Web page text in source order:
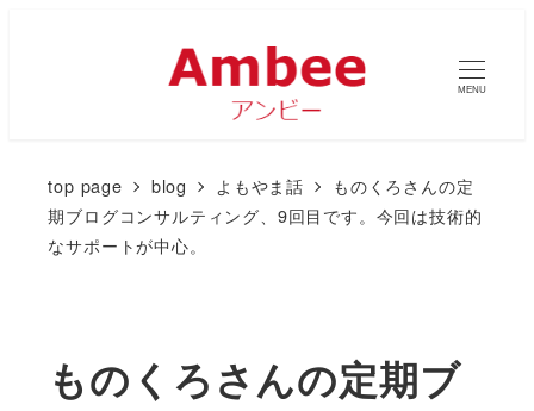
MENU
top page blog よもやま話
ものくろさんの定
期ブログコンサルティング、9回目です。今回は技術的
なサポートが中心。
ものくろさんの定期ブ